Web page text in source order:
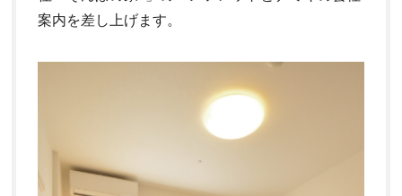
案内を差し上げます。